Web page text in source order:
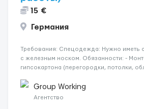
15 €
Германия
Требования: Спецодежда: Нужно иметь
с железным носком. Обязанности: -
гипсокартона (перегородки, потолки,
малярных работ (шпатлевка, грунтовка,
Штукатурные работы ...
Group Working
Агентство